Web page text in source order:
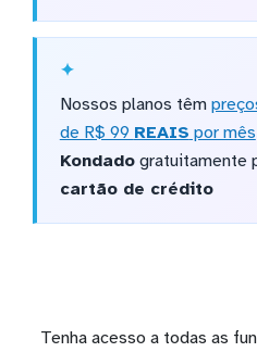
Nossos planos têm
de R$ 99 REAIS por mês
Kondadogratuitamente
cartão de crédito
Tenha acesso a todas as